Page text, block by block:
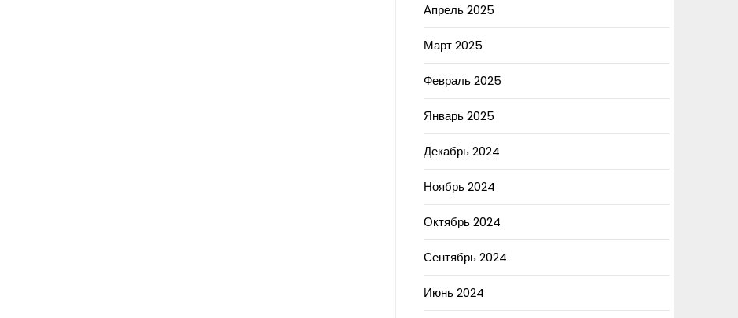
Апрель 2025
Март 2025
Февраль 2025
Январь 2025
Декабрь 2024
Ноябрь 2024
Октябрь 2024
Сентябрь 2024
Июнь 2024